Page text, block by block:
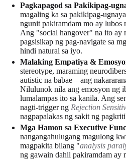
Pagkapagod sa Pakikipag-
magaling ka sa pakikipag-
ngunit pakiramdam mo ay lubos
Ang "social hangover" na ito ay
pagsisikap ng pag-navigate sa
hindi natural sa iyo.
Malaking Empatiya &
stereotype, maraming
autistic na babae—ang
Nilulunok nila ang emosyon ng
lumalampas ito sa kanila. Ang
nagti-trigger ng Rejection
nagpapalakas ng sakit ng
Mga Hamon sa Executive
nangangahulugang magulong
magpakita bilang "analysis
ng gawain dahil pakiramdam ay